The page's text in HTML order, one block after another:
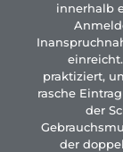
innerhalb
praktiziert,
rasche
der
der